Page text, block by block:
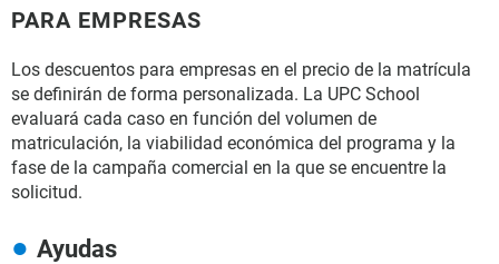
PARA EMPRESAS
Los descuentos para empresas en el precio de la matrícula
se definirán de forma personalizada. La UPC School
evaluará cada caso en función del volumen de
matriculación, la viabilidad económica del programa y la
fase de la campaña comercial en la que se encuentre la
solicitud.
Ayudas